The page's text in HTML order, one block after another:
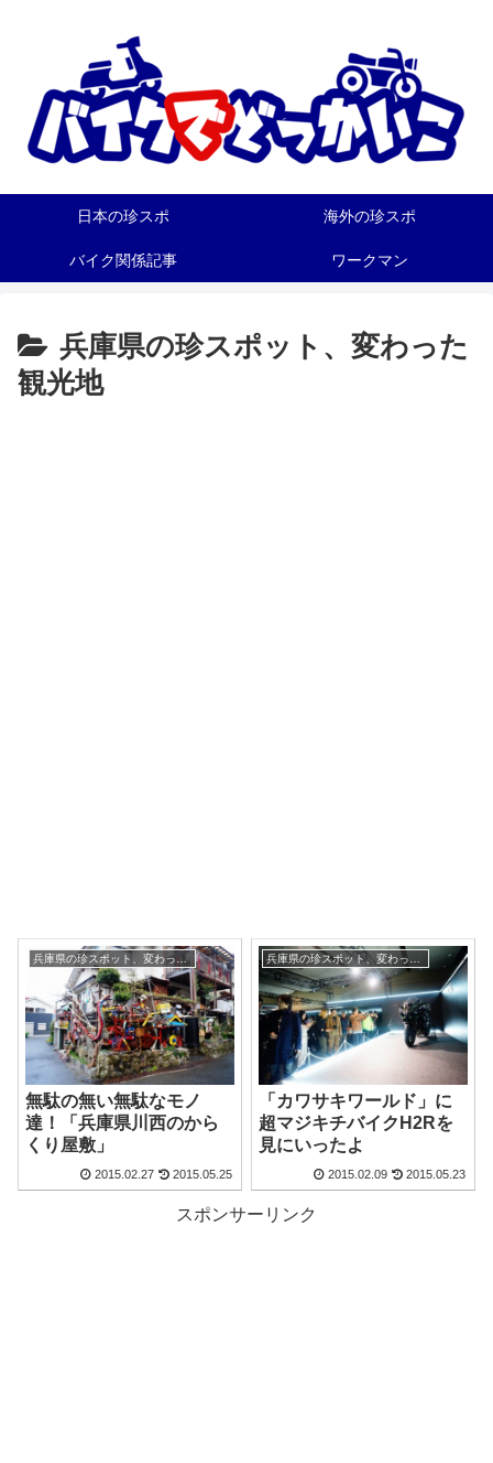
日本の珍スポ 海外の珍スポ
バイク関係記事 ワークマン
兵庫県の珍スポット、変わった
観光地
無駄の無い無駄なモノ
達！「兵庫県川西のから
くり屋敷」
2015.02.27 2015.05.25
「カワサキワールド」に
超マジキチバイクH2Rを
見にいったよ
2015.02.09 2015.05.23
スポンサーリンク